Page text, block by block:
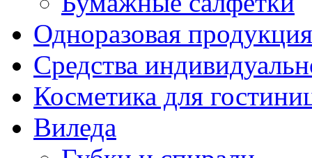
Одноразовая продукция
Средства
Косметика для
Виледа